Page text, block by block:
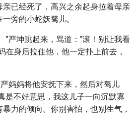
已经死了，高兴之余起身拉着母亲
旁的小蛇妖骜儿。
”严坤跳起来，骂道：“滚！别让我看
在身后拉住他，他一定扑上前去，
妈妈将他安抚下来，然后对骜儿
是不好意思，我这儿子一向沉默寡
力的倾向。你别害怕，也别生气，